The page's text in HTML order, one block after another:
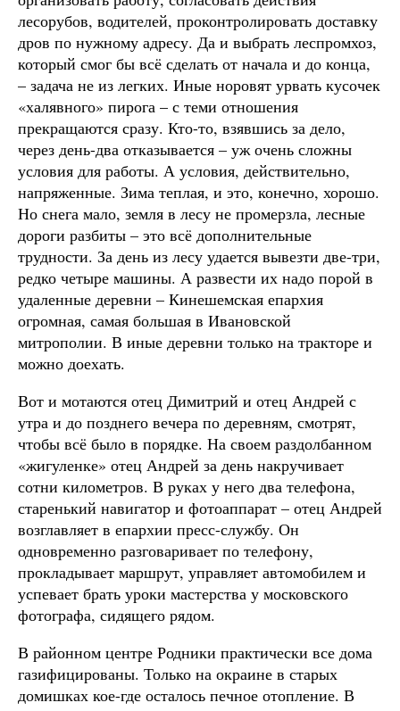
лесорубов, водителей, проконтролировать доставку
дров по нужному адресу. Да и выбрать леспромхоз,
который смог бы всё сделать от начала и до конца,
– задача не из легких. Иные норовят урвать кусочек
«халявного» пирога – с теми отношения
прекращаются сразу. Кто-то, взявшись за дело,
через день-два отказывается – уж очень сложны
условия для работы. А условия, действительно,
напряженные. Зима теплая, и это, конечно, хорошо.
Но снега мало, земля в лесу не промерзла, лесные
дороги разбиты – это всё дополнительные
трудности. За день из лесу удается вывезти две-три,
редко четыре машины. А развести их надо порой в
удаленные деревни – Кинешемская епархия
огромная, самая большая в Ивановской
митрополии. В иные деревни только на тракторе и
можно доехать.
Вот и мотаются отец Димитрий и отец Андрей с
утра и до позднего вечера по деревням, смотрят,
чтобы всё было в порядке. На своем раздолбанном
«жигуленке» отец Андрей за день накручивает
сотни километров. В руках у него два телефона,
старенький навигатор и фотоаппарат – отец Андрей
возглавляет в епархии пресс-службу. Он
одновременно разговаривает по телефону,
прокладывает маршрут, управляет автомобилем и
успевает брать уроки мастерства у московского
фотографа, сидящего рядом.
В районном центре Родники практически все дома
газифицированы. Только на окраине в старых
домишках кое-где осталось печное отопление. В